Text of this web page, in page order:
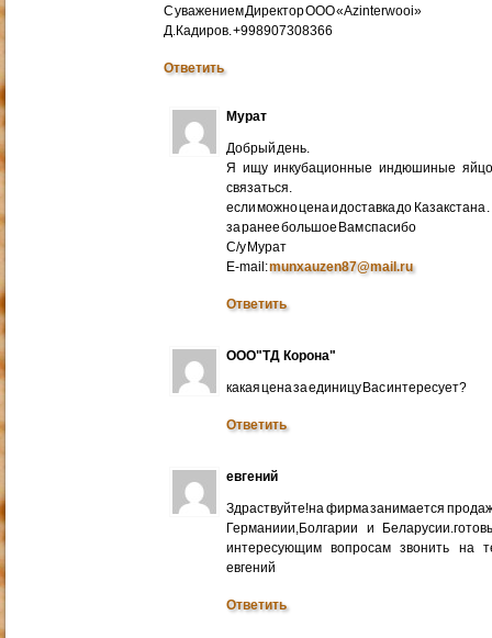
С уважением Директор ООО «Azinterwooi»
Д.Кадиров. +998907308366
Ответить
Мурат
Добрый день.
Я ищу инкубационные индюшиные
связаться.
если можно цена и доставка до Казакстана .
за ранее большое Вам спасибо
С/у Мурат
E-mail:munxauzen87@mail.ru
Ответить
ООО"ТД Корона"
какая цена за единицу Вас интересует?
Ответить
евгений
Здраствуйте!на фирма занимается
Германиии,Болгарии и
интересующим вопросам звонить на
евгений
Ответить